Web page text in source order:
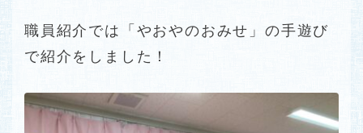
職員紹介では「やおやのおみせ」の手遊び
で紹介をしました！